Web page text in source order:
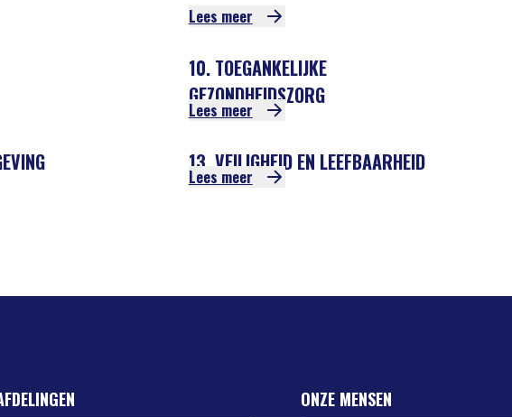
Lees meer
10. TOEGANKELIJKE
GEZONDHEIDSZORG
Lees meer
13. VEILIGHEID EN LEEFBAARHEID
Lees meer
ONZE MENSEN